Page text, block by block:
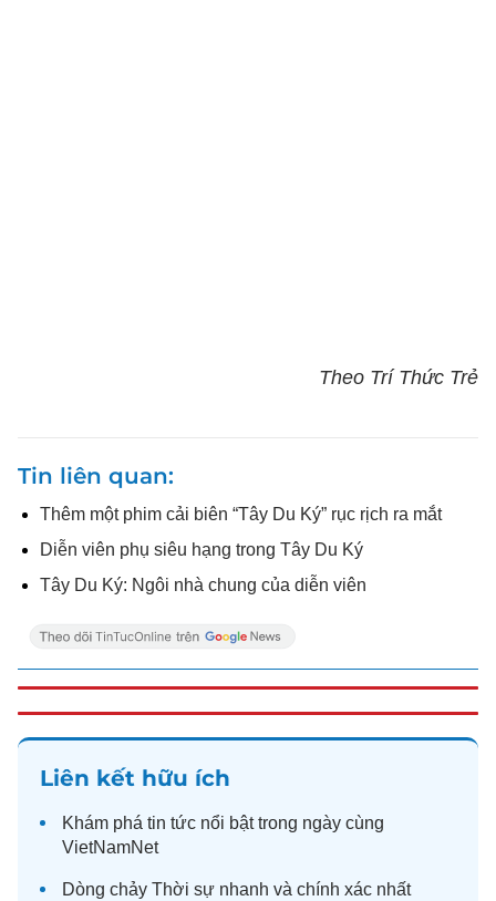
Theo Trí Thức Trẻ
Tin liên quan
Thêm một phim cải biên “Tây Du Ký” rục rịch ra mắt
Diễn viên phụ siêu hạng trong Tây Du Ký
Tây Du Ký: Ngôi nhà chung của diễn viên
Liên kết hữu ích
Khám phá tin tức nổi bật trong ngày cùng
VietNamNet
Dòng chảy Thời sự nhanh và chính xác nhất